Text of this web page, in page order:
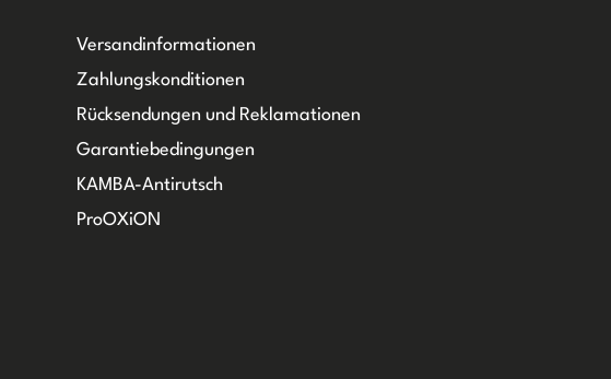
Versandinformationen
Zahlungskonditionen
Rücksendungen und Reklamationen
Garantiebedingungen
KAMBA-Antirutsch
ProOXiON